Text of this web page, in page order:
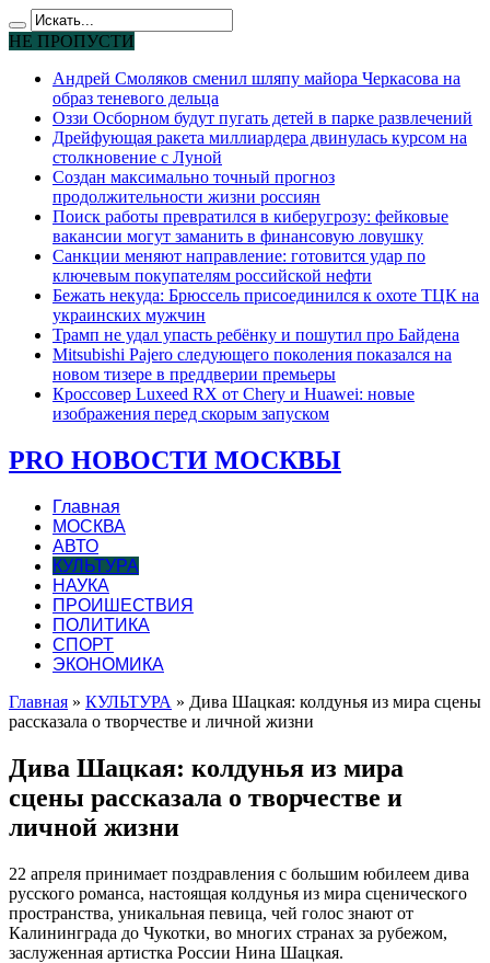
НЕ ПРОПУСТИ
Андрей Смоляков сменил шляпу майора Черкасова на
образ теневого дельца
Оззи Осборном будут пугать детей в парке развлечений
Дрейфующая ракета миллиардера двинулась курсом на
столкновение с Луной
Создан максимально точный прогноз
продолжительности жизни россиян
Поиск работы превратился в киберугрозу: фейковые
вакансии могут заманить в финансовую ловушку
Санкции меняют направление: готовится удар по
ключевым покупателям российской нефти
Бежать некуда: Брюссель присоединился к охоте ТЦК на
украинских мужчин
Трамп не удал упасть ребёнку и пошутил про Байдена
Mitsubishi Pajero следующего поколения показался на
новом тизере в преддверии премьеры
Кроссовер Luxeed RX от Chery и Huawei: новые
изображения перед скорым запуском
PRO НОВОСТИ МОСКВЫ
Главная
МОСКВА
АВТО
КУЛЬТУРА
НАУКА
ПРОИШЕСТВИЯ
ПОЛИТИКА
СПОРТ
ЭКОНОМИКА
Главная » КУЛЬТУРА » Дива Шацкая: колдунья из мира сцены
рассказала о творчестве и личной жизни
Дива Шацкая: колдунья из мира
сцены рассказала о творчестве и
личной жизни
22 апреля принимает поздравления с большим юбилеем дива
русского романса, настоящая колдунья из мира сценического
пространства, уникальная певица, чей голос знают от
Калининграда до Чукотки, во многих странах за рубежом,
заслуженная артистка России Нина Шацкая.